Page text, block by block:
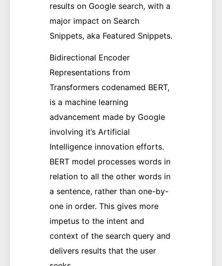
results on Google search, with a
major impact on Search
Snippets, aka Featured Snippets.
Bidirectional Encoder
Representations from
Transformers codenamed BERT,
is a machine learning
advancement made by Google
involving it’s Artificial
Intelligence innovation efforts.
BERT model processes words in
relation to all the other words in
a sentence, rather than one-by-
one in order. This gives more
impetus to the intent and
context of the search query and
delivers results that the user